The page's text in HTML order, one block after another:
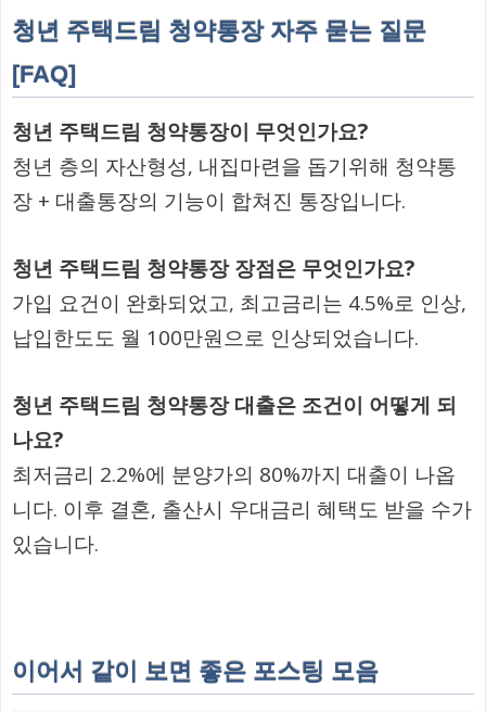
청년 주택드림 청약통장 자주 묻는 질문
[FAQ]
청년 주택드림 청약통장이 무엇인가요?
청년 층의 자산형성, 내집마련을 돕기위해 청약통
장 + 대출통장의 기능이 합쳐진 통장입니다.
청년 주택드림 청약통장 장점은 무엇인가요?
가입 요건이 완화되었고, 최고금리는 4.5%로 인상,
납입한도도 월 100만원으로 인상되었습니다.
청년 주택드림 청약통장 대출은 조건이 어떻게 되
나요?
최저금리 2.2%에 분양가의 80%까지 대출이 나옵
니다. 이후 결혼, 출산시 우대금리 혜택도 받을 수가
있습니다.
이어서 같이 보면 좋은 포스팅 모음